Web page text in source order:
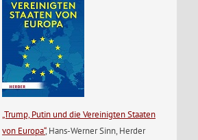
„Trump, Putin und die Vereinigten Staaten
von Europa“, Hans-Werner Sinn, Herder